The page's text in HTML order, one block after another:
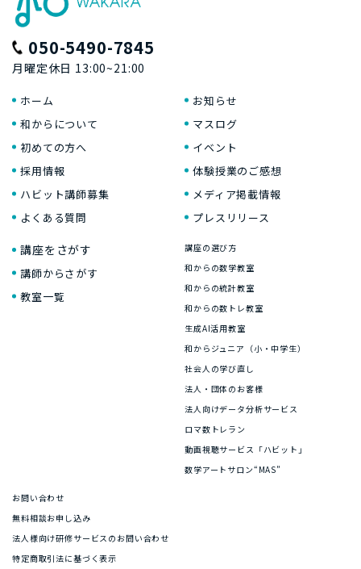
050-5490-7845
月曜定休日 13:00~21:00
ホーム
和からについて
初めての方へ
採用情報
ハビット講師募集
よくある質問
お知らせ
マスログ
イベント
体験授業のご感想
メディア掲載情報
プレスリリース
講座をさがす
講師からさがす
教室一覧
講座の選び方
和からの数学教室
和からの統計教室
和からの数トレ教室
生成AI活用教室
和からジュニア（小・中学生）
社会人の学び直し
法人・団体のお客様
法人向けデータ分析サービス
ロマ数トレラン
動画視聴サービス「ハビット」
数学アートサロン“MAS”
お問い合わせ
無料相談お申し込み
法人様向け研修サービスのお問い合わせ
特定商取引法に基づく表示